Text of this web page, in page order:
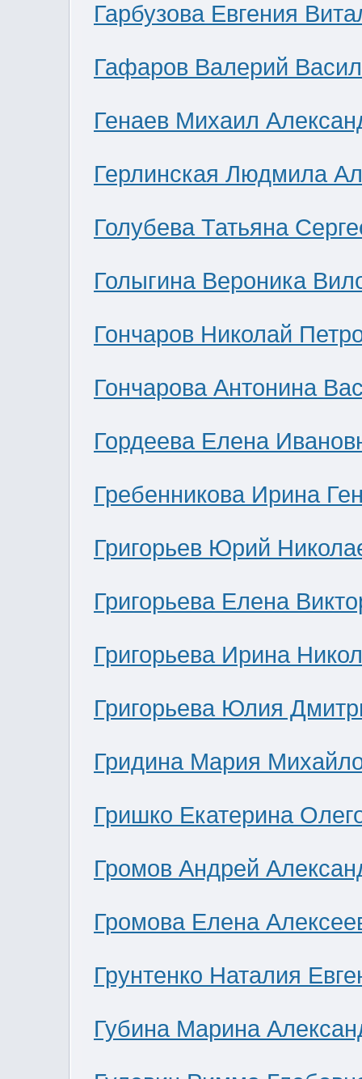
Гарбузова Евгения
Гафаров Валерий
Генаев Михаил
Герлинская Людмила
Голубева Татьяна
Голыгина Вероника
Гончаров Николай
Гончарова Антонина
Гордеева Елена
Гребенникова Ирина
Григорьев Юрий
Григорьева Елена
Григорьева Ирина
Григорьева Юлия
Гридина Мария
Гришко Екатерина
Громов Андрей
Громова Елена
Грунтенко Наталия
Губина Марина